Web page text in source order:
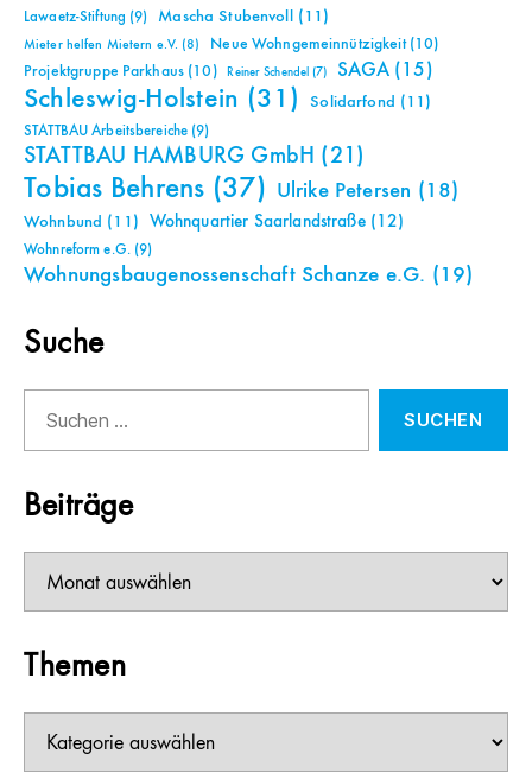
Lawaetz-Stiftung (9) Mascha Stubenvoll (11)
Mieter helfen Mietern e.V. (8) Neue Wohngemeinnützigkeit(10)
Projektgruppe Parkhaus (10) Reiner Schendel (7) SAGA(15)
Schleswig-Holstein (31) Solidarfond (11)
STATTBAU Arbeitsbereiche (9)
STATTBAU HAMBURG GmbH (21)
Tobias Behrens (37) Ulrike Petersen (18)
Wohnbund (11) Wohnquartier Saarlandstraße(12)
Wohnreform e.G.(9)
Wohnungsbaugenossenschaft Schanze e.G. (19)
Suche
nach:
Beiträge
Themen